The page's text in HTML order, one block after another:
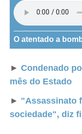
O atentado a
► Condenado
mês do Estado
► "Assassinato
sociedade", diz